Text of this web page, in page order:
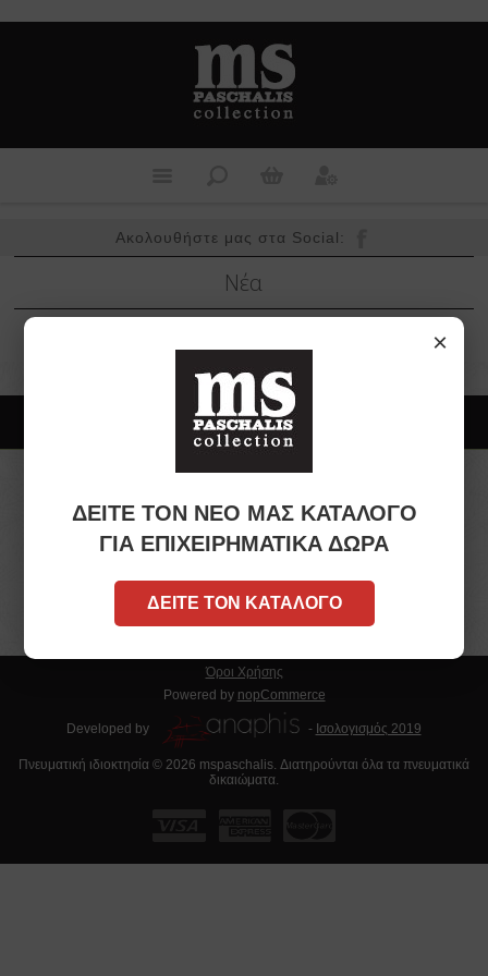
Ακολουθήστε μας στα Social:
Νέα
Βρείτε μας
53-55 Akti Miaouli 18536 Piraeus
Όροι Χρήσης
Powered by nopCommerce
Developed by - Ισολογισμός 2019
Πνευματική ιδιοκτησία © 2026 mspaschalis. Διατηρούνται όλα τα πνευματικά
δικαιώματα.
×
ΔΕΙΤΕ ΤΟΝ ΝΕΟ ΜΑΣ ΚΑΤΑΛΟΓΟ
ΓΙΑ ΕΠΙΧΕΙΡΗΜΑΤΙΚΑ ΔΩΡΑ
ΔΕΙΤΕ ΤΟΝ ΚΑΤΑΛΟΓΟ